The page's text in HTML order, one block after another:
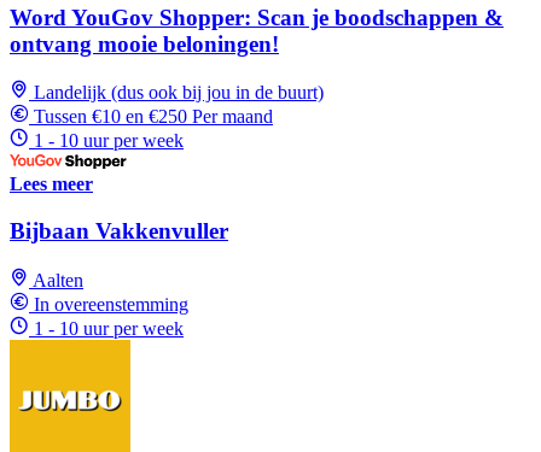
Word YouGov Shopper: Scan je boodschappen &
ontvang mooie beloningen!
Landelijk (dus ook bij jou in de buurt)
Tussen €10 en €250 Per maand
1 - 10 uur per week
Lees meer
Bijbaan Vakkenvuller
Aalten
In overeenstemming
1 - 10 uur per week